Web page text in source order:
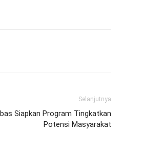
Selanjutnya
Siapkan Program Tingkatkan
Potensi Masyarakat